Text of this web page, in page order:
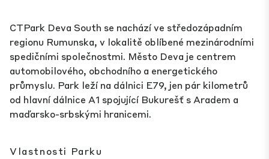
CTPark Deva South se nachází ve středozápadním
regionu Rumunska, v lokalitě oblíbené mezinárodními
spedičními společnostmi. Město Deva je centrem
automobilového, obchodního a energetického
průmyslu. Park leží na dálnici E79, jen pár kilometrů
od hlavní dálnice A1 spojující Bukurešť s Aradem a
maďarsko-srbskými hranicemi.
Vlastnosti Parku